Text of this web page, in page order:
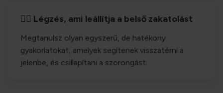
🧘‍♀️ Légzés, ami leállítja a belső zakatolást
Megtanulsz olyan egyszerű, de hatékony
gyakorlatokat, amelyek segítenek visszatérni a
jelenbe, és csillapítani a szorongást.